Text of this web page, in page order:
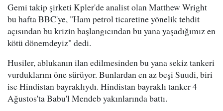
Gemi takip şirketi Kpler'de analist olan Matthew Wright
bu hafta BBC'ye, "Ham petrol ticaretine yönelik tehdit
açısından bu krizin başlangıcından bu yana yaşadığımız en
kötü dönemdeyiz" dedi.
Husiler, ablukanın ilan edilmesinden bu yana sekiz tankeri
vurduklarını öne sürüyor. Bunlardan en az beşi Suudi, biri
ise Hindistan bayraklıydı. Hindistan bayraklı tanker 4
Ağustos'ta Babu'l Mendeb yakınlarında battı.